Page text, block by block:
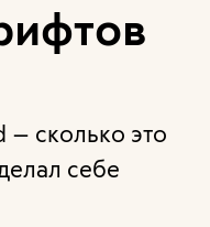
— сколько это
себе